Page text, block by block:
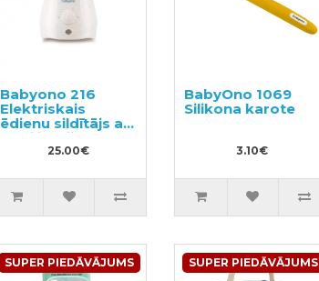
Babyono 216
Elektriskais
ēdienu sildītājs ar
sterilizācijas
funkciju25.00€
BabyOno 1069
Silikona karote
3.10€
SUPER PIEDĀVĀJUMS SUPER PIEDĀVĀJUMS